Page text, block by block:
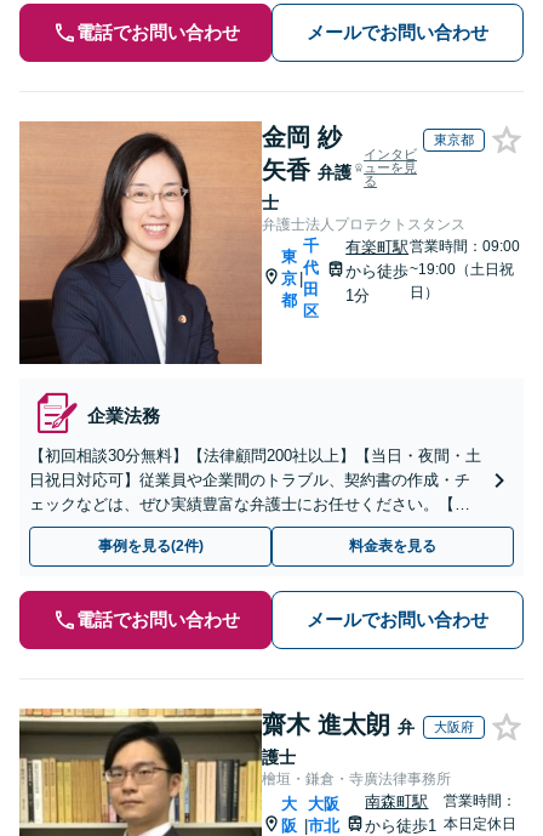
電話でお問い合わせ メールでお問い合わせ
金岡 紗
矢香 弁護
士
インタビ
ューを見
る
東京都
弁護士法人プロテクトスタンス
東
京
都
千
代
田
区
有楽町駅
から徒歩
1分
営業時間：09:00
~19:00（土日祝
日）
企業法務
【初回相談30分無料】【法律顧問200社以上】【当日・夜間・土
日祝日対応可】従業員や企業間のトラブル、契約書の作成・チ
ェックなどは、ぜひ実績豊富な弁護士にお任せください。【オ
ンライン相談・電子契約に対応】
事例を見る(2件) 料金表を見る
電話でお問い合わせ メールでお問い合わせ
齋木 進太朗 弁
護士
大阪府
檜垣・鎌倉・寺廣法律事務所
大
阪
大阪
市北
南森町駅
から徒歩1
営業時間：
本日定休日